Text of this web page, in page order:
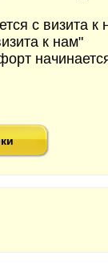
с визита к
к нам"